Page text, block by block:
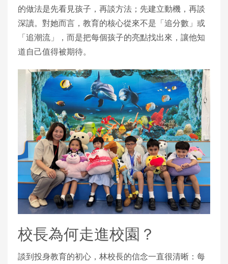
的做法是先看見孩子，再談方法；先建立動機，再談
深讀。對她而言，教育的核心從來不是「追分數」或
「追潮流」，而是把每個孩子的亮點找出來，讓他知
道自己值得被期待。
校長為何走進校園？
談到投身教育的初心，林校長的信念一直很清晰：每